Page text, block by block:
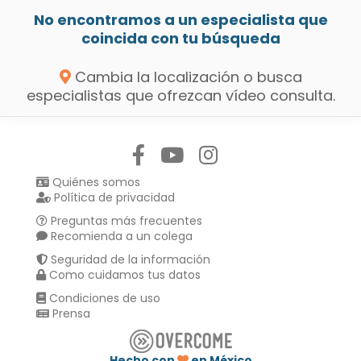
No encontramos a un especialista que
coincida con tu búsqueda
Cambia la localización o busca
especialistas que ofrezcan vídeo consulta.
Quiénes somos
Política de privacidad
Preguntas más frecuentes
Recomienda a un colega
Seguridad de la información
Como cuidamos tus datos
Condiciones de uso
Prensa